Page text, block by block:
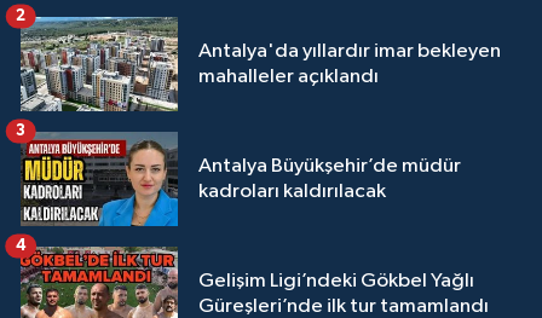
Antalya'da yıllardır imar bekleyen
mahalleler açıklandı
2
Antalya Büyükşehir’de müdür
kadroları kaldırılacak
3
Gelişim Ligi’ndeki Gökbel Yağlı
Güreşleri’nde ilk tur tamamlandı
4